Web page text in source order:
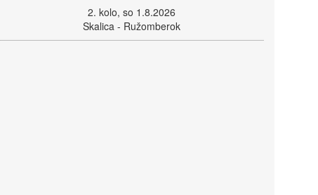
2. kolo, so 1.8.2026
Skalica - Ružomberok